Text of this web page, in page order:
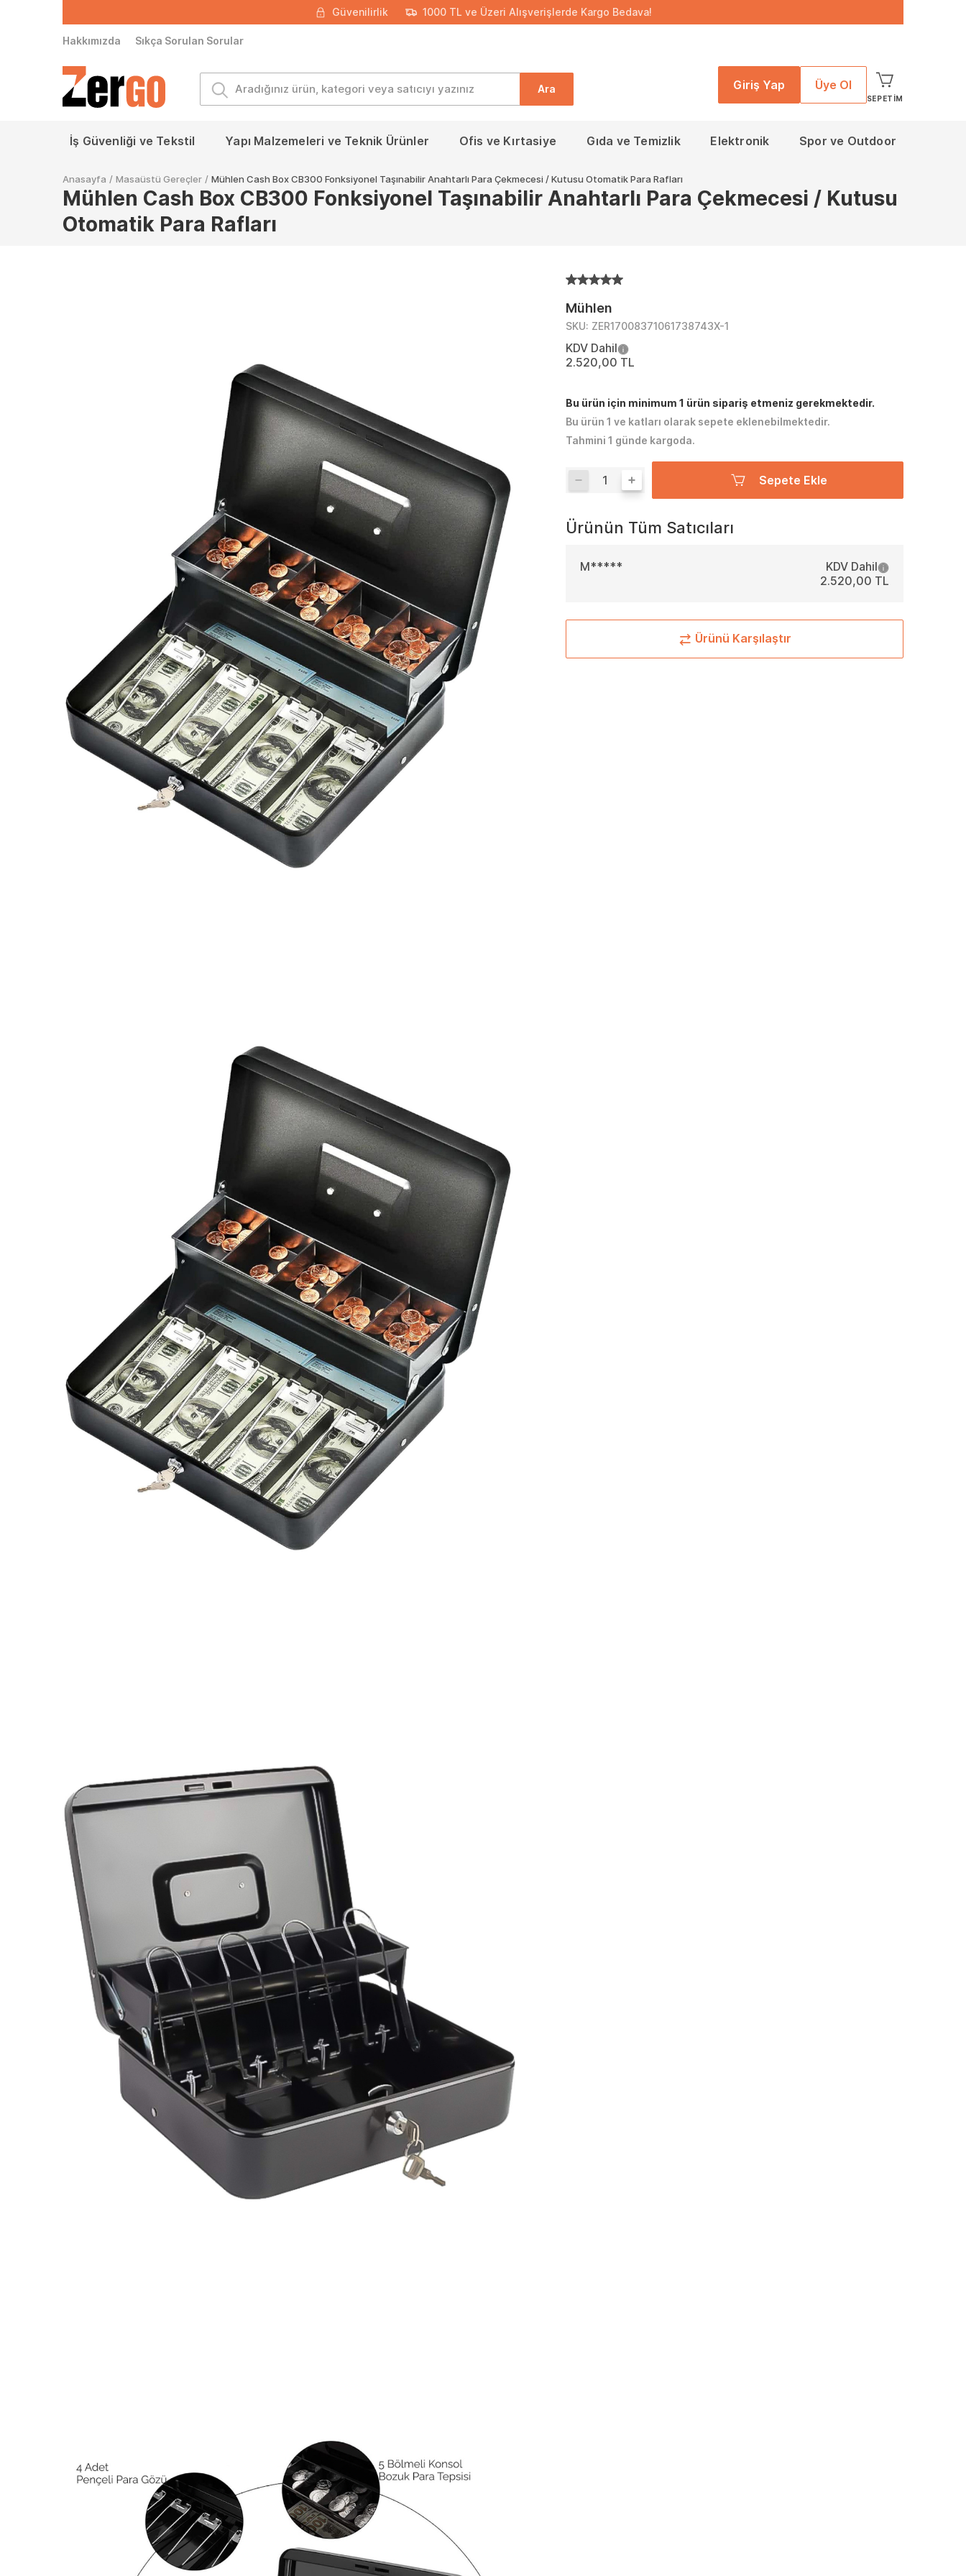
Güvenilirlik 1000 TL ve Üzeri Alışverişlerde Kargo Bedava!
Hakkımızda Sıkça Sorulan Sorular
Ara Giriş Yap Üye Ol
SEPETIM
İş Güvenliği ve Tekstil Yapı Malzemeleri ve Teknik Ürünler Ofis ve Kırtasiye Gıda ve Temizlik Elektronik Spor ve Outdoor
Anasayfa / Masaüstü Gereçler / Mühlen Cash Box CB300 Fonksiyonel Taşınabilir Anahtarlı Para Çekmecesi / Kutusu Otomatik Para Rafları
Mühlen Cash Box CB300 Fonksiyonel Taşınabilir Anahtarlı Para Çekmecesi / Kutusu
Otomatik Para Rafları
Mühlen
SKU: ZER17008371061738743X-1
KDV Dahil
2.520,00 TL
Bu ürün için minimum 1 ürün sipariş etmeniz gerekmektedir.
Bu ürün 1 ve katları olarak sepete eklenebilmektedir.
Tahmini 1 günde kargoda.
Sepete Ekle
Ürünün Tüm Satıcıları
M*****
KDV Dahil
2.520,00 TL
Ürünü Karşılaştır